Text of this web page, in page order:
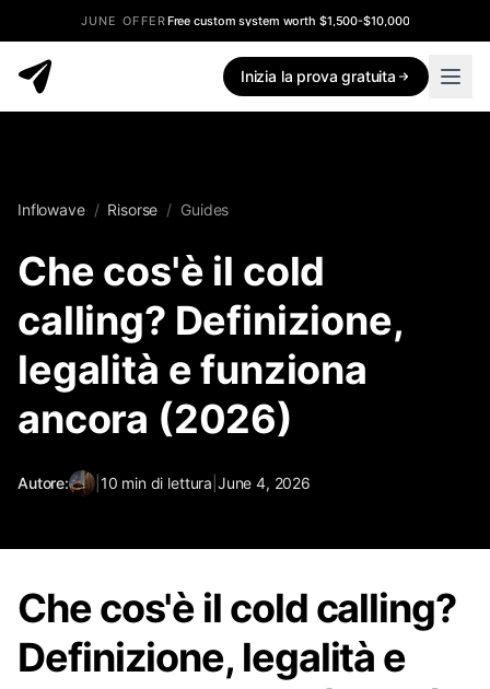
JUNE OFFERFree custom system worth $1,500-$10,000
Inizia la prova gratuita
Inflowave / Risorse / Guides
Che cos'è il cold
calling? Definizione,
legalità e funziona
ancora (2026)
Autore: | 10 min di lettura June 4, 2026
Che cos'è il cold calling?
Definizione, legalità e